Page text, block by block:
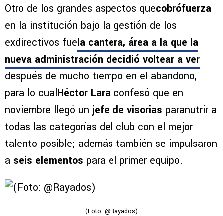
Otro de los grandes aspectos quecobrófuerza
en la institución bajo la gestión de los
exdirectivos fuela cantera, área a la que la
nueva administración decidió voltear a ver
después de mucho tiempo en el abandono,
para lo cualHéctor Lara confesó que en
noviembre llegó un jefe de visorias paranutrir a
todas las categorías del club con el mejor
talento posible; además también se impulsaron
a seis elementos para el primer equipo.
(Foto: @Rayados)